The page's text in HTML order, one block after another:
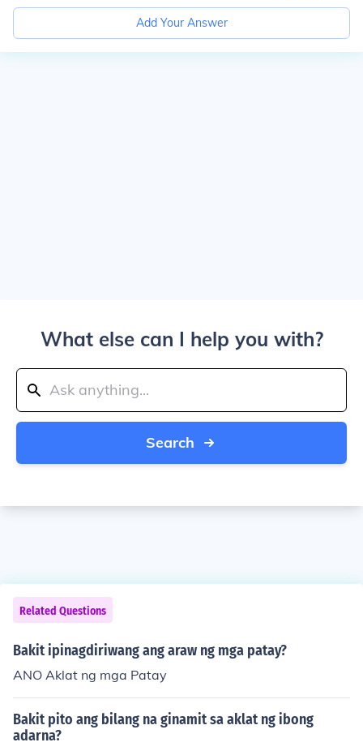
Add Your Answer
What else can I help you with?
Search
Related Questions
Bakit ipinagdiriwang ang araw ng mga patay?
ANO Aklat ng mga Patay
Bakit pito ang bilang na ginamit sa aklat ng ibong
adarna?